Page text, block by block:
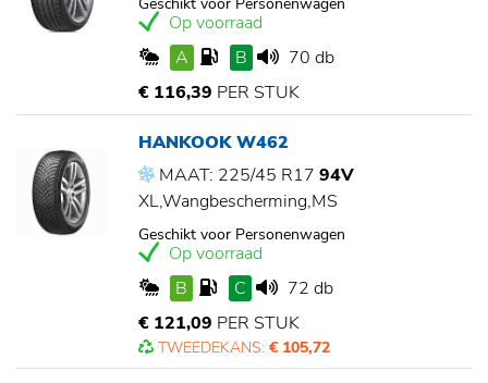
Op voorraad
A
B
70 db
€ 116,39 PER STUK
HANKOOK W462
MAAT: 225/45 R17 94V
XL,Wangbescherming,MS
Geschikt voor Personenwagen
Op voorraad
B
C
72 db
€ 121,09 PER STUK
TWEEDEKANS: € 105,72